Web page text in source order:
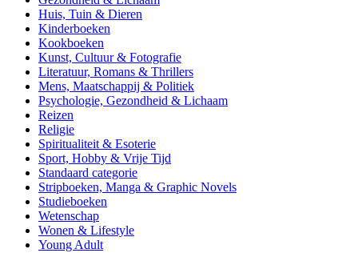
Huis, Tuin & Dieren
Kinderboeken
Kookboeken
Kunst, Cultuur & Fotografie
Literatuur, Romans & Thrillers
Mens, Maatschappij & Politiek
Psychologie, Gezondheid & Lichaam
Reizen
Religie
Spiritualiteit & Esoterie
Sport, Hobby & Vrije Tijd
Standaard categorie
Stripboeken, Manga & Graphic Novels
Studieboeken
Wetenschap
Wonen & Lifestyle
Young Adult